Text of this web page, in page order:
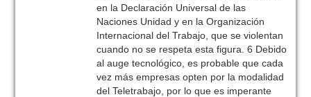
en la Declaración Universal de las
Naciones Unidad y en la Organización
Internacional del Trabajo, que se violentan
cuando no se respeta esta figura. 6 Debido
al auge tecnológico, es probable que cada
vez más empresas opten por la modalidad
del Teletrabajo, por lo que es imperante